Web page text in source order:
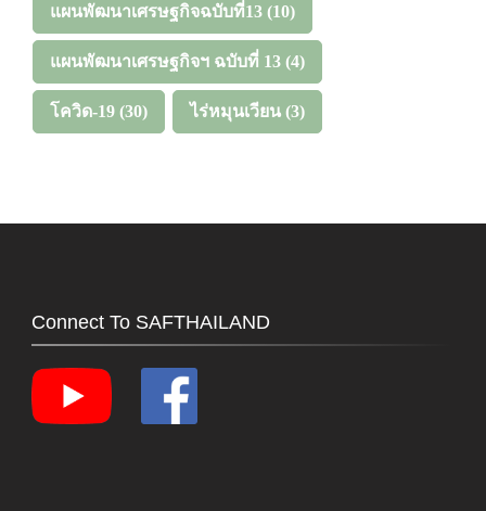
แผนพัฒนาเศรษฐกิจฉบับที่13 (10)
แผนพัฒนาเศรษฐกิจฯ ฉบับที่ 13 (4)
โควิด-19 (30) ไร่หมุนเวียน (3)
Connect To SAFTHAILAND